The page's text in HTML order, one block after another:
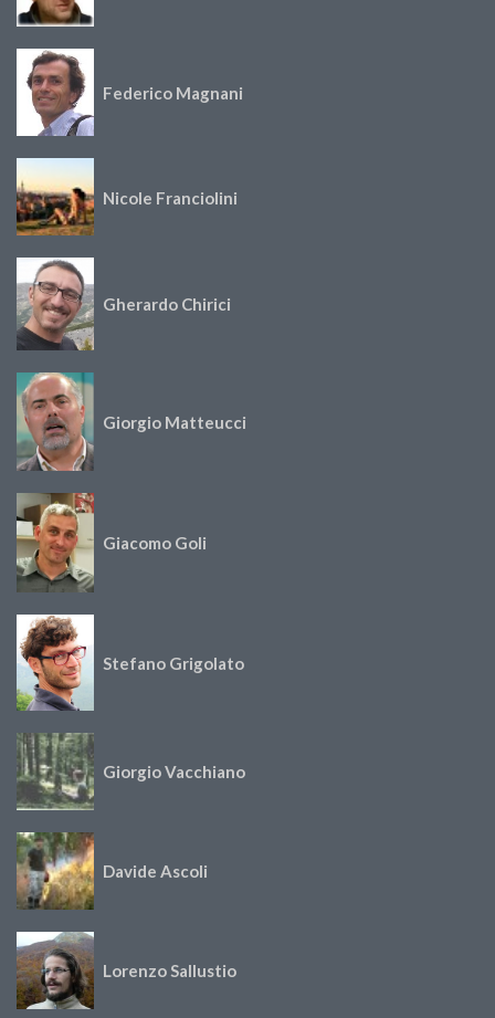
Federico Magnani
Nicole Franciolini
Gherardo Chirici
Giorgio Matteucci
Giacomo Goli
Stefano Grigolato
Giorgio Vacchiano
Davide Ascoli
Lorenzo Sallustio